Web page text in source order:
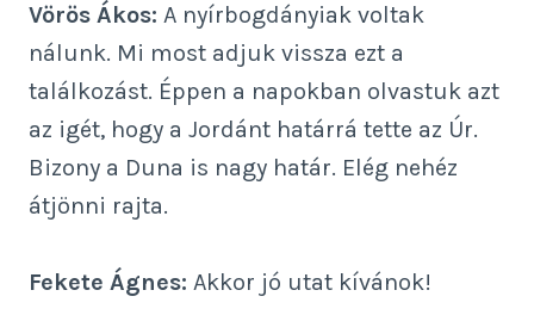
Vörös Ákos: A nyírbogdányiak voltak
nálunk. Mi most adjuk vissza ezt a
találkozást. Éppen a napokban olvastuk azt
az igét, hogy a Jordánt határrá tette az Úr.
Bizony a Duna is nagy határ. Elég nehéz
átjönni rajta.
Fekete Ágnes: Akkor jó utat kívánok!